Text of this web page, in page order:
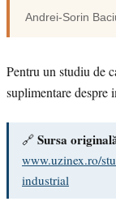
Andrei-Sorin
Pentru un studiu de
suplimentare despre
🔗 Sursa
www.uzinex.ro/
industrial